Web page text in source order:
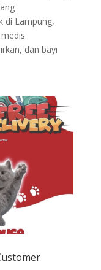
di Lampung,
dan bayi